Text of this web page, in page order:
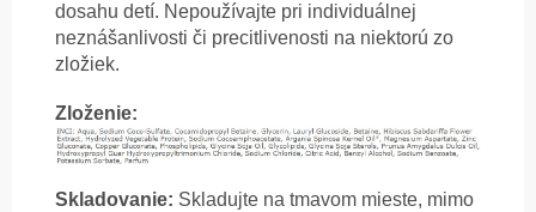
dosahu detí. Nepoužívajte pri individuálnej
neznášanlivosti či precitlivenosti na niektorú zo
zložiek.
Zloženie:
Skladovanie: Skladujte na tmavom mieste, mimo